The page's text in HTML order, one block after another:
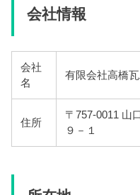
会社情報
会社
名
有限会社高橋
住所
〒757-0011 山
９－１